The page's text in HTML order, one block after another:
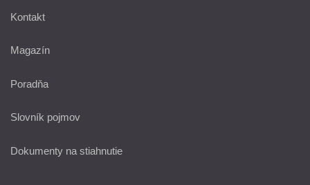
Kontakt
Magazín
Poradňa
Slovník pojmov
Dokumenty na stiahnutie